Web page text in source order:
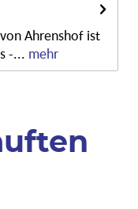
Ahrenshof ist
-... mehr